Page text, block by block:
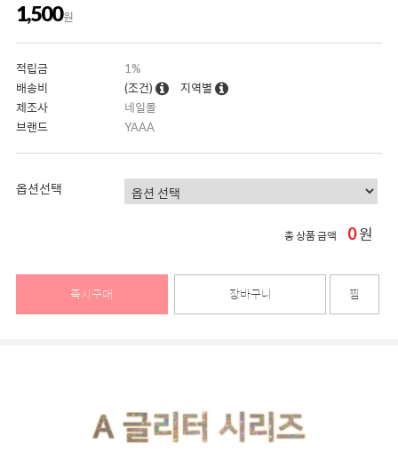
1,500원
적립금
1%
배송비
(조건)
지역별
제조사
네일몰
브랜드
YAAA
옵션선택
총 상품 금액 0원
즉시구매 장바구니 찜